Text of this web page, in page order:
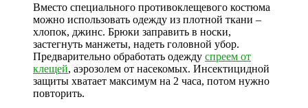
Вместо специального противоклещевого костюма
можно использовать одежду из плотной ткани –
хлопок, джинс. Брюки заправить в носки,
застегнуть манжеты, надеть головной убор.
Предварительно обработать одежду спреем от
клещей, аэрозолем от насекомых. Инсектицидной
защиты хватает максимум на 2 часа, потом нужно
повторить.